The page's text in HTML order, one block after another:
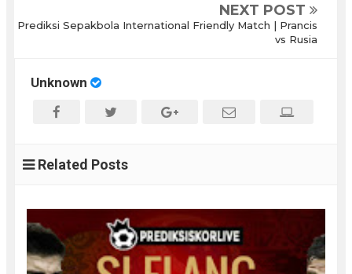
NEXT POST
Prediksi Sepakbola International Friendly Match | Prancis
vs Rusia
Unknown
Related Posts